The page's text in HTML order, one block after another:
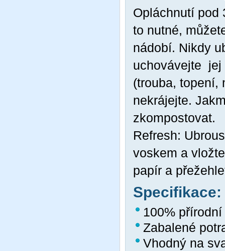
Opláchnutí pod
to nutné,
nádobí. Nikdy
uchovávejte jej
(trouba, topení,
nekrájejte.
zkompostovat.
Refresh:
voskem a
papír a
Specifikace:
100%
Zabalené
Vhodný na